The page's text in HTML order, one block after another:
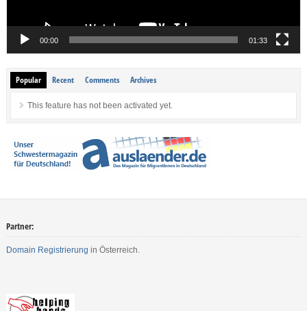
00:00 01:33
Popular Recent Comments Archives
This feature has not been activated yet.
Partner:
Domain Registrierung in Österreich.